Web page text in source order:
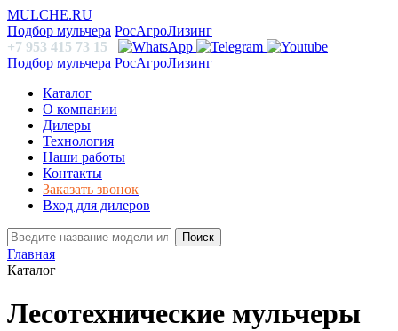
MULCHE.RU
Подбор мульчера РосАгроЛизинг
+7 953 415 73 15
Подбор мульчера РосАгроЛизинг
Каталог
О компании
Дилеры
Технология
Наши работы
Контакты
Заказать звонок
Вход для дилеров
Поиск
Главная
Каталог
Лесотехнические мульчеры